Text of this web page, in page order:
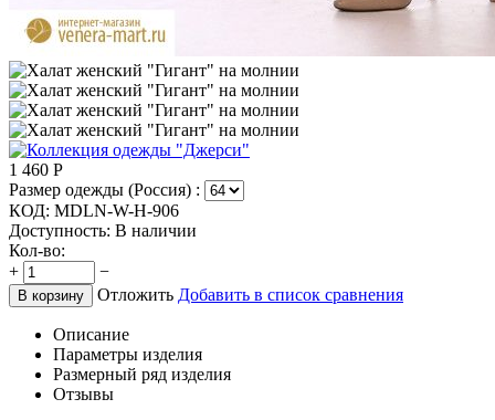
1 460 Р
Размер одежды (Россия) :
КОД: MDLN-W-H-906
Доступность: В наличии
Кол-во:
+
−
В корзину Отложить Добавить в список сравнения
Описание
Параметры изделия
Размерный ряд изделия
Отзывы